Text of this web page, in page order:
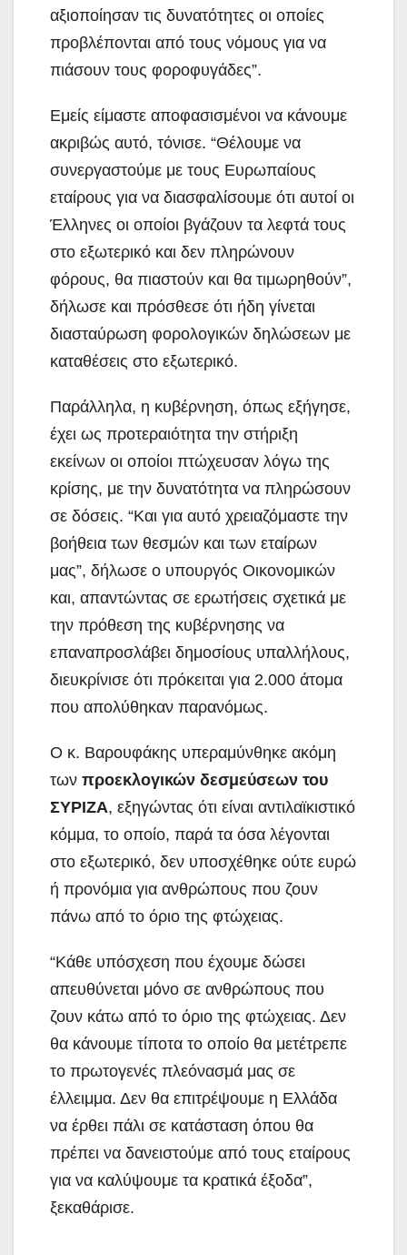
αξιοποίησαν τις δυνατότητες οι οποίες
προβλέπονται από τους νόμους για να
πιάσουν τους φοροφυγάδες”.
Εμείς είμαστε αποφασισμένοι να κάνουμε
ακριβώς αυτό, τόνισε. “Θέλουμε να
συνεργαστούμε με τους Ευρωπαίους
εταίρους για να διασφαλίσουμε ότι αυτοί οι
Έλληνες οι οποίοι βγάζουν τα λεφτά τους
στο εξωτερικό και δεν πληρώνουν
φόρους, θα πιαστούν και θα τιμωρηθούν”,
δήλωσε και πρόσθεσε ότι ήδη γίνεται
διασταύρωση φορολογικών δηλώσεων με
καταθέσεις στο εξωτερικό.
Παράλληλα, η κυβέρνηση, όπως εξήγησε,
έχει ως προτεραιότητα την στήριξη
εκείνων οι οποίοι πτώχευσαν λόγω της
κρίσης, με την δυνατότητα να πληρώσουν
σε δόσεις. “Και για αυτό χρειαζόμαστε την
βοήθεια των θεσμών και των εταίρων
μας”, δήλωσε ο υπουργός Οικονομικών
και, απαντώντας σε ερωτήσεις σχετικά με
την πρόθεση της κυβέρνησης να
επαναπροσλάβει δημοσίους υπαλλήλους,
διευκρίνισε ότι πρόκειται για 2.000 άτομα
που απολύθηκαν παρανόμως.
Ο κ. Βαρουφάκης υπεραμύνθηκε ακόμη
των προεκλογικών δεσμεύσεων του
ΣΥΡΙΖΑ, εξηγώντας ότι είναι αντιλαϊκιστικό
κόμμα, το οποίο, παρά τα όσα λέγονται
στο εξωτερικό, δεν υποσχέθηκε ούτε ευρώ
ή προνόμια για ανθρώπους που ζουν
πάνω από το όριο της φτώχειας.
“Κάθε υπόσχεση που έχουμε δώσει
απευθύνεται μόνο σε ανθρώπους που
ζουν κάτω από το όριο της φτώχειας. Δεν
θα κάνουμε τίποτα το οποίο θα μετέτρεπε
το πρωτογενές πλεόνασμά μας σε
έλλειμμα. Δεν θα επιτρέψουμε η Ελλάδα
να έρθει πάλι σε κατάσταση όπου θα
πρέπει να δανειστούμε από τους εταίρους
για να καλύψουμε τα κρατικά έξοδα”,
ξεκαθάρισε.